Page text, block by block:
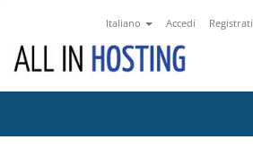
Italiano Accedi Registrati